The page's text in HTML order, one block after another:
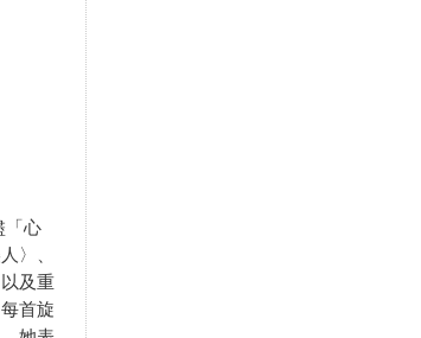
「心
〉、
及重
首旋